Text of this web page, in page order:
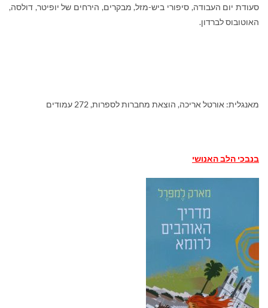
סעודת יום העבודה, סיפורי ביש-מזל, מבקרים, הירחים של יופיטר, דולסה,
האוטובוס לברדון.
מאנגלית: אורטל אריכה, הוצאת מחברות לספרות, 272 עמודים
בנבכי הלב האנושי